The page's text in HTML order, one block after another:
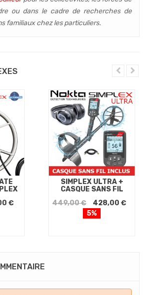
ou dans le cadre de recherches de
familiaux chez les particuliers.
€
SIMPLEX ULTRA +
CASQUE SANS FIL
449,00 €
428,00 €
5%